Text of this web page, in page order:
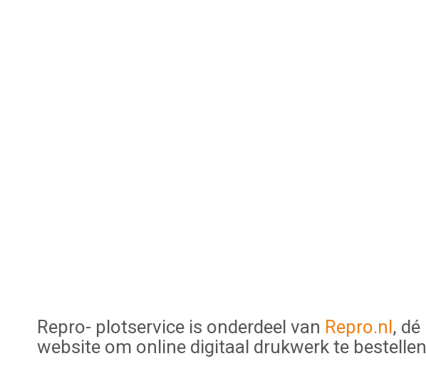
Repro- plotservice is onderdeel van Repro.nl, dé
website om online digitaal drukwerk te bestellen